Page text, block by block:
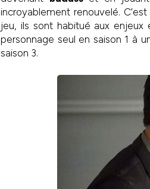
incroyablement renouvelé.
jeu, ils sont habitué aux
personnage seul en saison 1 à
saison 3.